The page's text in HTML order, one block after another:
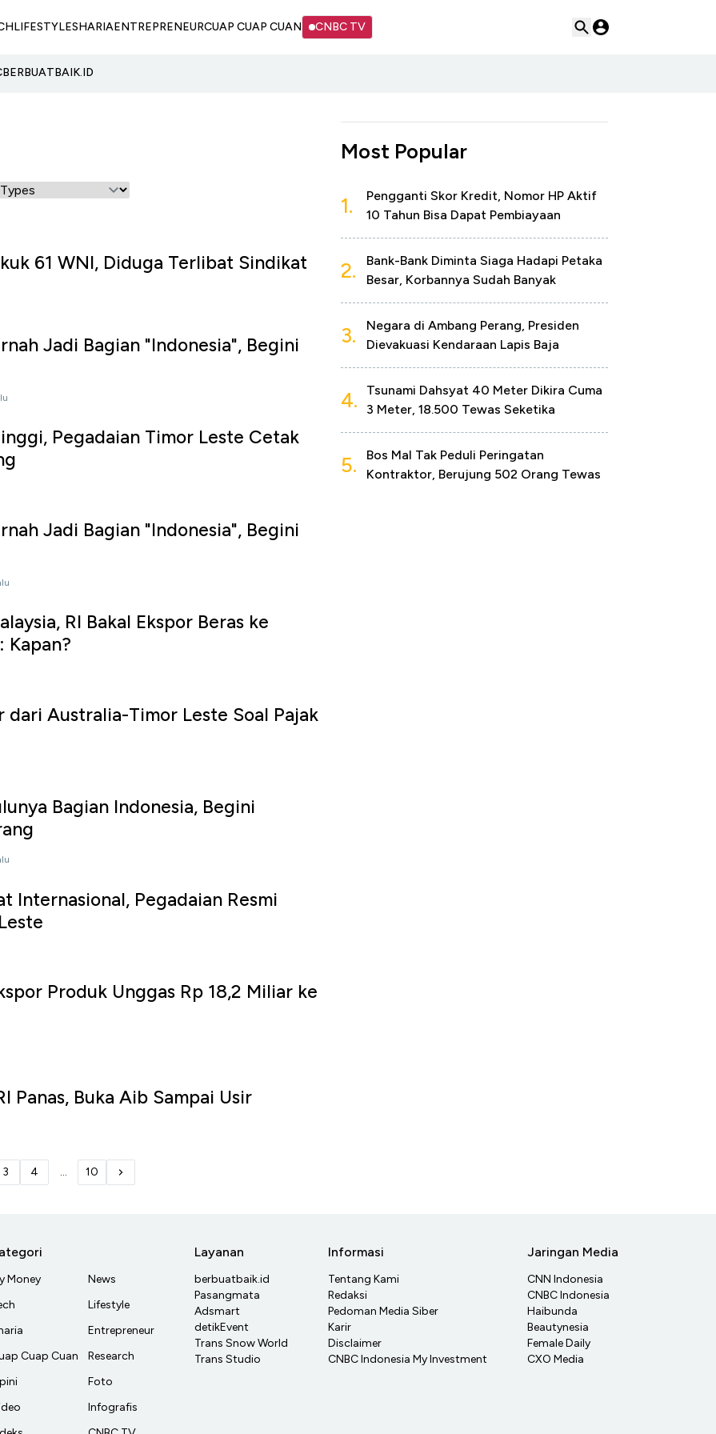
LIFESTYLESHARIAENTREPRENEURCUAP CUAP CUAN CNBC TV
BERBUATBAIK.ID
61 WNI, Diduga Terlibat Sindikat
Jadi Bagian "Indonesia", Begini
Pegadaian Timor Leste Cetak
Jadi Bagian "Indonesia", Begini
RI Bakal Ekspor Beras ke
Kapan?
dari Australia-Timor Leste Soal Pajak
Bagian Indonesia, Begini
Internasional, Pegadaian Resmi
Produk Unggas Rp 18,2 Miliar ke
Panas, Buka Aib Sampai Usir
3 4 ... 10
Most Popular
1.
Pengganti Skor Kredit, Nomor HP Aktif
10 Tahun Bisa Dapat Pembiayaan
2.
Bank-Bank Diminta Siaga Hadapi Petaka
Besar, Korbannya Sudah Banyak
3.
Negara di Ambang Perang, Presiden
Dievakuasi Kendaraan Lapis Baja
4.
Tsunami Dahsyat 40 Meter Dikira Cuma
3 Meter, 18.500 Tewas Seketika
5.
Bos Mal Tak Peduli Peringatan
Kontraktor, Berujung 502 Orang Tewas
Money
Cuap Cuan
News
Lifestyle
Entrepreneur
Research
Foto
Infografis
Layanan
berbuatbaik.id
Pasangmata
Adsmart
detikEvent
Trans Snow World
Trans Studio
Informasi
Tentang Kami
Redaksi
Pedoman Media Siber
Karir
Disclaimer
CNBC Indonesia My Investment
Jaringan Media
CNN Indonesia
CNBC Indonesia
Haibunda
Beautynesia
Female Daily
CXO Media